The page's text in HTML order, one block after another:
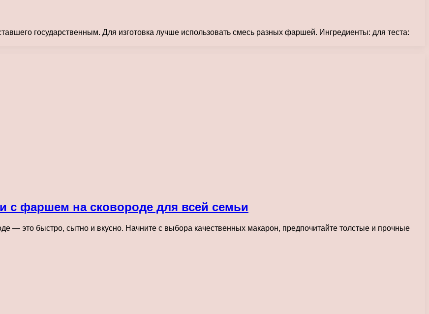
государственным. Для изготовка лучше использовать смесь разных фаршей. Ингредиенты: для теста:
с фаршем на сковороде для всей семьи
— это быстро, сытно и вкусно. Начните с выбора качественных макарон, предпочитайте толстые и прочные